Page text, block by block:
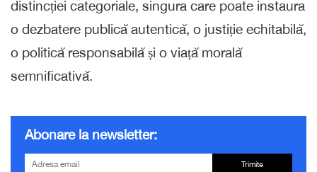
distincției categoriale, singura care poate instaura
o dezbatere publică autentică, o justiție echitabilă,
o politică responsabilă și o viață morală
semnificativă.
Abonare la newsletter:
Trimite